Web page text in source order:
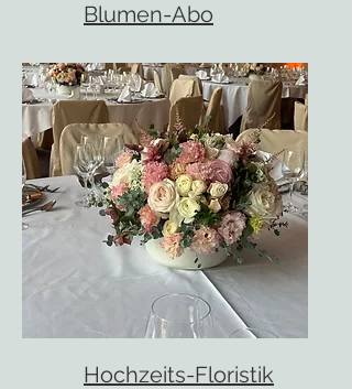
Blumen-Abo
Hochzeits-Floristik